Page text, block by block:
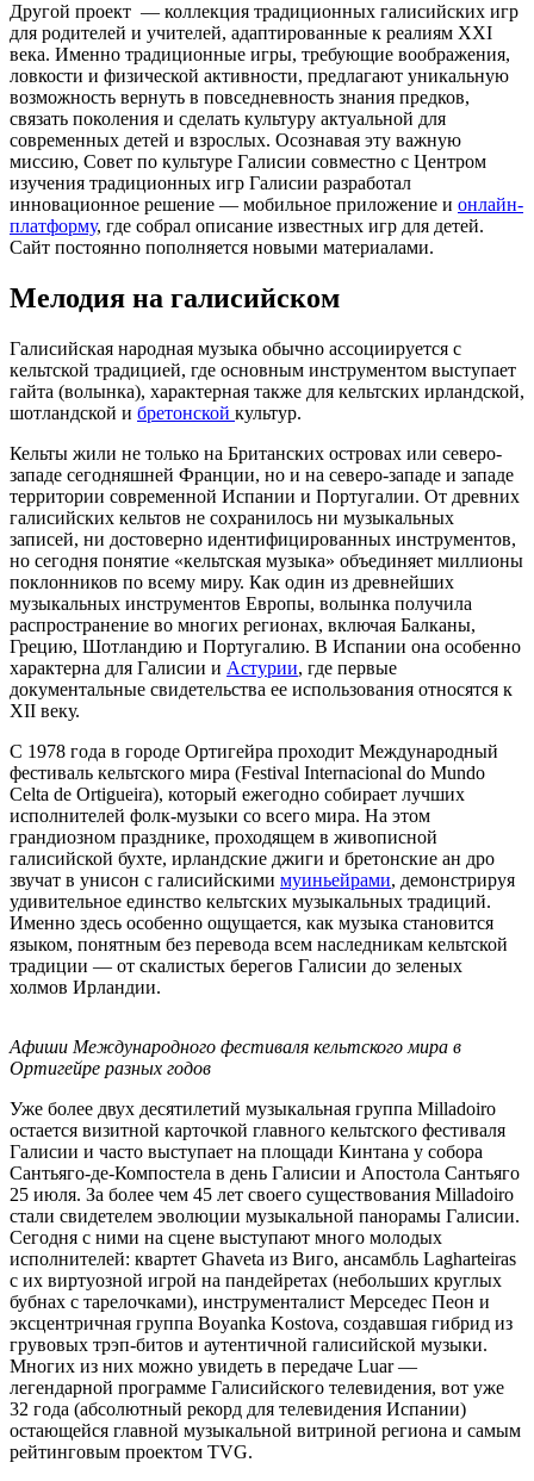
Другой проект — коллекция традиционных галисийских игр
для родителей и учителей, адаптированные к реалиям XXI
века. Именно традиционные игры, требующие воображения,
ловкости и физической активности, предлагают уникальную
возможность вернуть в повседневность знания предков,
связать поколения и сделать культуру актуальной для
современных детей и взрослых. Осознавая эту важную
миссию, Совет по культуре Галисии совместно с Центром
изучения традиционных игр Галисии разработал
инновационное решение — мобильное приложение и онлайн-
платформу, где собрал описание известных игр для детей.
Сайт постоянно пополняется новыми материалами.
Мелодия на галисийском
Галисийская народная музыка обычно ассоциируется с
кельтской традицией, где основным инструментом выступает
гайта (волынка), характерная также для кельтских ирландской,
шотландской и бретонской культур.
Кельты жили не только на Британских островах или северо-
западе сегодняшней Франции, но и на северо-западе и западе
территории современной Испании и Португалии. От древних
галисийских кельтов не сохранилось ни музыкальных
записей, ни достоверно идентифицированных инструментов,
но сегодня понятие «кельтская музыка» объединяет миллионы
поклонников по всему миру. Как один из древнейших
музыкальных инструментов Европы, волынка получила
распространение во многих регионах, включая Балканы,
Грецию, Шотландию и Португалию. В Испании она особенно
характерна для Галисии и Астурии, где первые
документальные свидетельства ее использования относятся к
XII веку.
С 1978 года в городе Ортигейра проходит Международный
фестиваль кельтского мира (Festival Internacional do Mundo
Celta de Ortigueira), который ежегодно собирает лучших
исполнителей фолк-музыки со всего мира. На этом
грандиозном празднике, проходящем в живописной
галисийской бухте, ирландские джиги и бретонские ан дро
звучат в унисон с галисийскими муиньейрами, демонстрируя
удивительное единство кельтских музыкальных традиций.
Именно здесь особенно ощущается, как музыка становится
языком, понятным без перевода всем наследникам кельтской
традиции — от скалистых берегов Галисии до зеленых
холмов Ирландии.
Афиши Международного фестиваля кельтского мира в
Ортигейре разных годов
Уже более двух десятилетий музыкальная группа Milladoiro
остается визитной карточкой главного кельтского фестиваля
Галисии и часто выступает на площади Кинтана у собора
Сантьяго-де-Компостела в день Галисии и Апостола Сантьяго
25 июля. За более чем 45 лет своего существования Milladoiro
стали свидетелем эволюции музыкальной панорамы Галисии.
Сегодня с ними на сцене выступают много молодых
исполнителей: квартет Ghaveta из Виго, ансамбль Lagharteiras
с их виртуозной игрой на пандейретах (небольших круглых
бубнах с тарелочками), инструменталист Мерседес Пеон и
эксцентричная группа Boyanka Kostova, создавшая гибрид из
грувовых трэп-битов и аутентичной галисийской музыки.
Многих из них можно увидеть в передаче Luar —
легендарной программе Галисийского телевидения, вот уже
32 года (абсолютный рекорд для телевидения Испании)
остающейся главной музыкальной витриной региона и самым
рейтинговым проектом TVG.